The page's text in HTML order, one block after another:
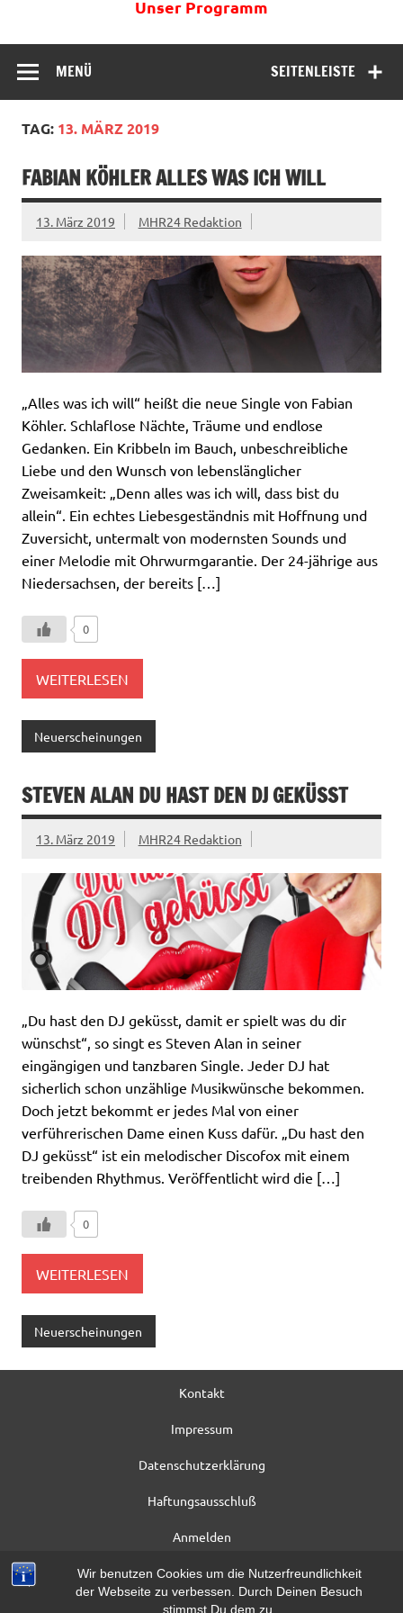
Wir benutzen Cookies um die Nutzerfreundlichkeit
der Webseite zu verbessen. Durch Deinen Besuch
stimmst Du dem zu.
Unser Programm
SEITENLEISTE
MENÜ
TAG: 13. MÄRZ 2019
FABIAN KÖHLER ALLES WAS ICH WILL
13. März 2019 MHR24 Redaktion
„Alles was ich will“ heißt die neue Single von Fabian
Köhler. Schlaflose Nächte, Träume und endlose
Gedanken. Ein Kribbeln im Bauch, unbeschreibliche
Liebe und den Wunsch von lebenslänglicher
Zweisamkeit: „Denn alles was ich will, dass bist du
allein“. Ein echtes Liebesgeständnis mit Hoffnung und
Zuversicht, untermalt von modernsten Sounds und
einer Melodie mit Ohrwurmgarantie. Der 24-jährige aus
Niedersachsen, der bereits […]
0
WEITERLESEN
Neuerscheinungen
STEVEN ALAN DU HAST DEN DJ GEKÜSST
13. März 2019 MHR24 Redaktion
„Du hast den DJ geküsst, damit er spielt was du dir
wünschst“, so singt es Steven Alan in seiner
eingängigen und tanzbaren Single. Jeder DJ hat
sicherlich schon unzählige Musikwünsche bekommen.
Doch jetzt bekommt er jedes Mal von einer
verführerischen Dame einen Kuss dafür. „Du hast den
DJ geküsst“ ist ein melodischer Discofox mit einem
treibenden Rhythmus. Veröffentlicht wird die […]
0
WEITERLESEN
Neuerscheinungen
Kontakt
Impressum
Datenschutzerklärung
Haftungsausschluß
Anmelden
Registrieren
Beitrag*